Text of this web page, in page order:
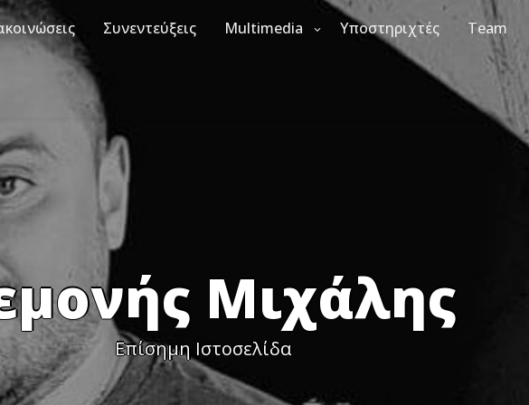
Συνεντεύξεις Multimedia Υποστηριχτές Team
Μιχάλης
Επίσημη Ιστοσελίδα